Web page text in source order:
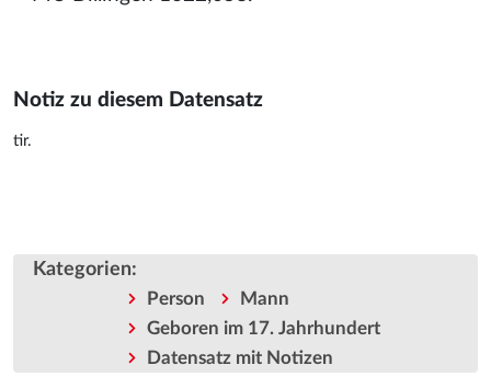
Notiz zu diesem Datensatz
tir.
Kategorien:
Person
Mann
Geboren im 17. Jahrhundert
Datensatz mit Notizen